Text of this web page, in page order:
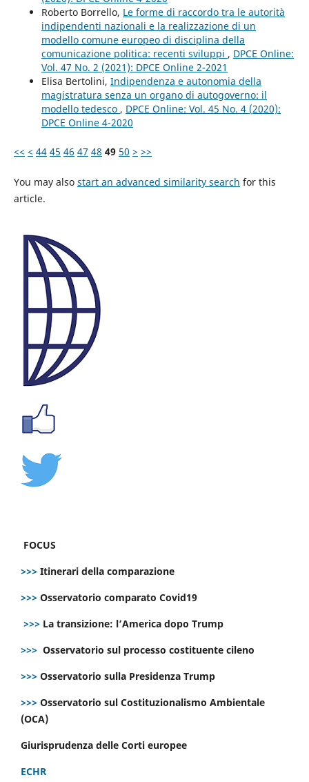
Roberto Borrello, Le forme di raccordo tra le autorità
indipendenti nazionali e la realizzazione di un
modello comune europeo di disciplina della
comunicazione politica: recenti sviluppi , DPCE Online:
Vol. 47 No. 2 (2021): DPCE Online 2-2021
Elisa Bertolini, Indipendenza e autonomia della
magistratura senza un organo di autogoverno: il
modello tedesco , DPCE Online: Vol. 45 No. 4 (2020):
DPCE Online 4-2020
<< < 44 45 46 47 48 49 50 > >>
You may also start an advanced similarity search for this
article.
FOCUS
>>> Itinerari della comparazione
>>> Osservatorio comparato Covid19
>>> La transizione: l’America dopo Trump
>>> Osservatorio sul processo costituente cileno
>>> Osservatorio sulla Presidenza Trump
>>> Osservatorio sul Costituzionalismo Ambientale
(OCA)
Giurisprudenza delle Corti europee
ECHR